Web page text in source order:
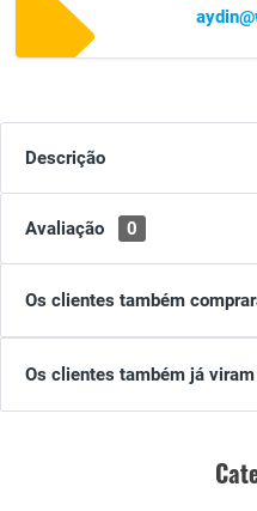
Descrição
Avaliação 0
Os clientes também
Os clientes também já viram